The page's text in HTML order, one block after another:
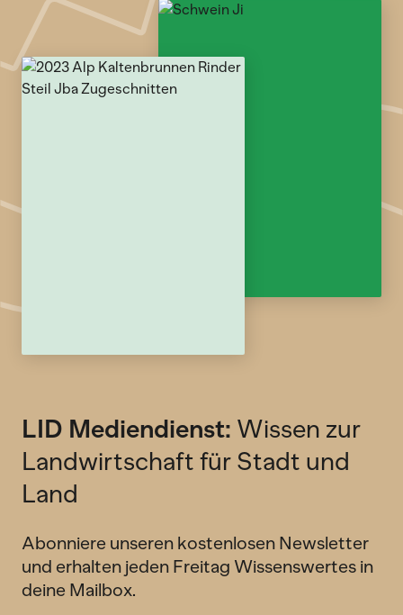
LID Mediendienst: Wissen zur
Landwirtschaft für Stadt und
Land
Abonniere unseren kostenlosen Newsletter
und erhalten jeden Freitag Wissenswertes in
deine Mailbox.